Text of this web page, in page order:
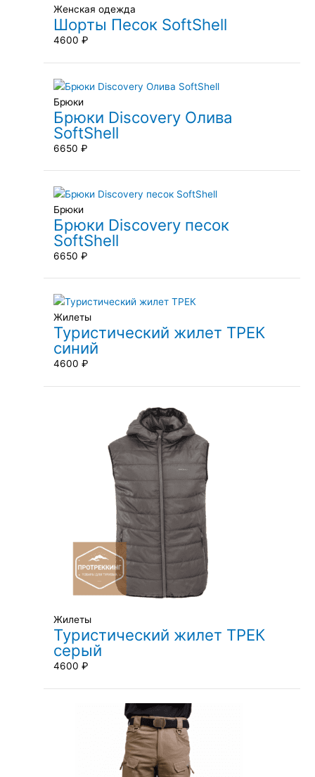
Женская одежда
Шорты Песок SoftShell
4600 ₽
Брюки
Брюки Discovery Олива
SoftShell
6650 ₽
Брюки
Брюки Discovery песок
SoftShell
6650 ₽
Жилеты
Туристический жилет ТРЕК
синий
4600 ₽
Жилеты
Туристический жилет ТРЕК
серый
4600 ₽